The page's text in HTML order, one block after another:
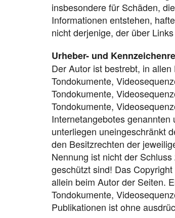
insbesondere für Schäden,
Informationen entstehen,
nicht derjenige, der über
Urheber- und
Der Autor ist bestrebt, in
Tondokumente,
Tondokumente,
Tondokumente,
Internetangebotes
unterliegen uneingeschränkt
den Besitzrechten der
Nennung ist nicht der
geschützt sind! Das
allein beim Autor der Seiten.
Tondokumente,
Publikationen ist ohne